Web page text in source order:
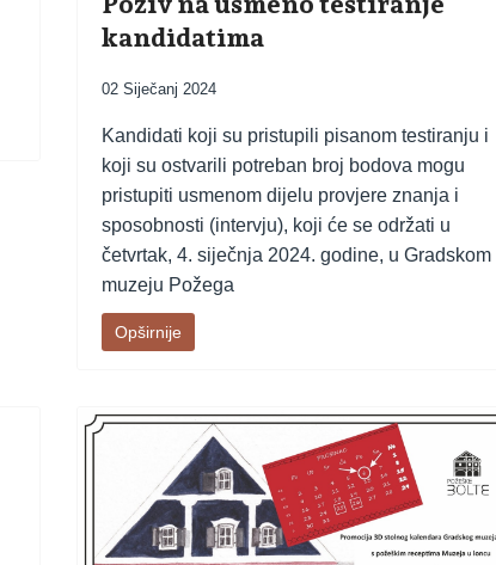
kandidatima
02 Siječanj 2024
Kandidati koji su pristupili pisanom testiranju i
koji su ostvarili potreban broj bodova mogu
pristupiti usmenom dijelu provjere znanja i
sposobnosti (intervju), koji će se održati u
četvrtak, 4. siječnja 2024. godine, u Gradskom
muzeju Požega
Opširnije